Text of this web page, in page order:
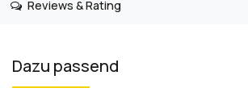
Reviews & Rating
Dazu passend